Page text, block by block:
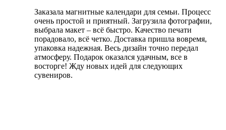
Заказала магнитные календари для семьи. Процесс
очень простой и приятный. Загрузила фотографии,
выбрала макет – всё быстро. Качество печати
порадовало, всё четко. Доставка пришла вовремя,
упаковка надежная. Весь дизайн точно передал
атмосферу. Подарок оказался удачным, все в
восторге! Жду новых идей для следующих
сувениров.